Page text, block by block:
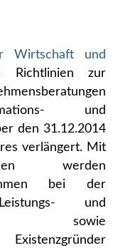
Wirtschaft und
zur
und
den 31.12.2014
verlängert. Mit
werden
bei der
und
sowie
Existenzgründer